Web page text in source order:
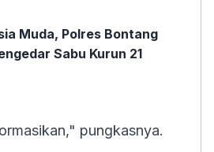
Muda, Polres Bontang
Sabu Kurun 21
pungkasnya.